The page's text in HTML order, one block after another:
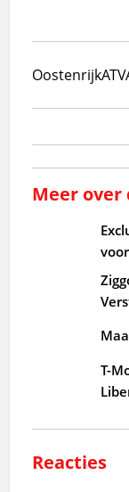
OostenrijkATV
Meer
T-
Reacties